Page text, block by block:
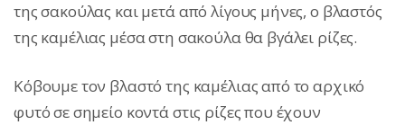
της σακούλας και μετά από λίγους μήνες, ο βλαστός
της καμέλιας μέσα στη σακούλα θα βγάλει ρίζες.
Κόβουμε τον βλαστό της καμέλιας από το αρχικό
φυτό σε σημείο κοντά στις ρίζες που έχουν